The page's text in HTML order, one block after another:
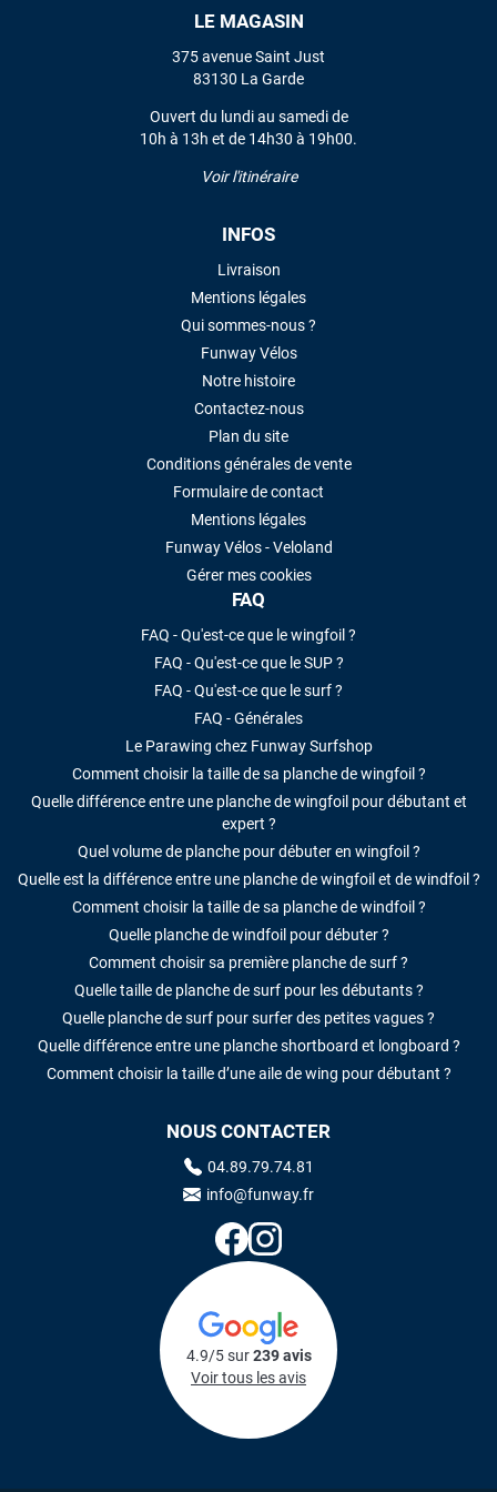
LE MAGASIN
375 avenue Saint Just
83130 La Garde
Ouvert du lundi au samedi de
10h à 13h et de 14h30 à 19h00.
Voir l'itinéraire
INFOS
Livraison
Mentions légales
Qui sommes-nous ?
Funway Vélos
Notre histoire
Contactez-nous
Plan du site
Conditions générales de vente
Formulaire de contact
Mentions légales
Funway Vélos - Veloland
Gérer mes cookies
FAQ
FAQ - Qu'est-ce que le wingfoil ?
FAQ - Qu'est-ce que le SUP ?
FAQ - Qu'est-ce que le surf ?
FAQ - Générales
Le Parawing chez Funway Surfshop
Comment choisir la taille de sa planche de wingfoil ?
Quelle différence entre une planche de wingfoil pour débutant et
expert ?
Quel volume de planche pour débuter en wingfoil ?
Quelle est la différence entre une planche de wingfoil et de windfoil ?
Comment choisir la taille de sa planche de windfoil ?
Quelle planche de windfoil pour débuter ?
Comment choisir sa première planche de surf ?
Quelle taille de planche de surf pour les débutants ?
Quelle planche de surf pour surfer des petites vagues ?
Quelle différence entre une planche shortboard et longboard ?
Comment choisir la taille d’une aile de wing pour débutant ?
NOUS CONTACTER
04.89.79.74.81
info@funway.fr
4.9/5 sur239 avis
Voir tous les avis
VOIR TOUS LES AVIS